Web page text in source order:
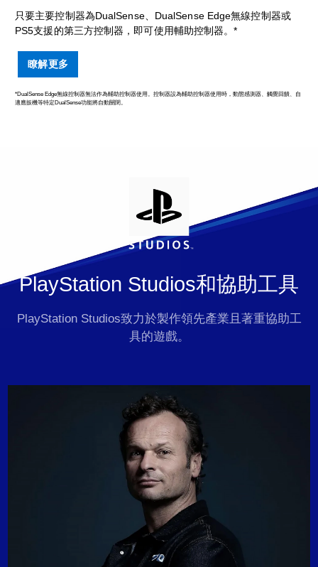
只要主要控制器為DualSense、DualSense Edge無線控制器或
PS5支援的第三方控制器，即可使用輔助控制器。*
瞭解更多
*DualSense Edge無線控制器無法作為輔助控制器使用。控制器設為輔助控制器使用時，動態感測器、觸覺回饋、自
適應扳機等特定DualSense功能將自動關閉。
PlayStation Studios和協助工具
PlayStation Studios致力於製作領先產業且著重協助工
具的遊戲。